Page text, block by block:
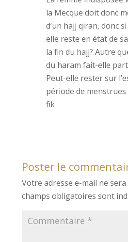
la Mecque doit donc
d’un hajj qiran, donc
elle reste en état de
la fin du hajj? Autre
du haram fait-elle
Peut-elle rester sur
période de
fik
Poster le
Votre adresse e-mail ne
champs obligatoires sont